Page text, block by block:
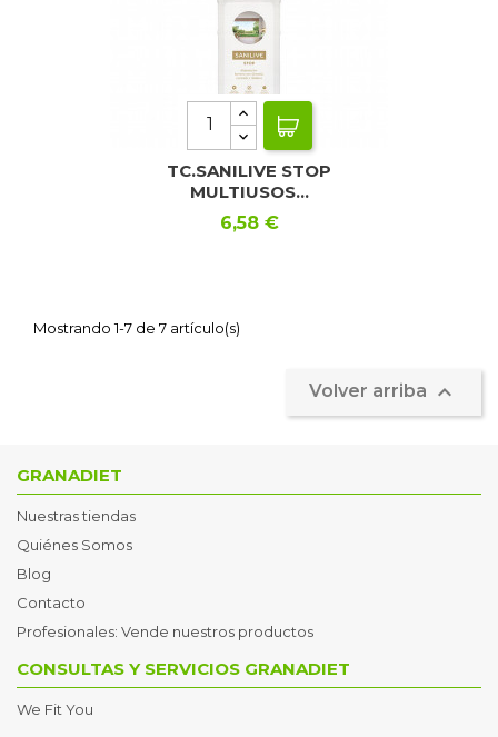
TC.SANILIVE STOP
MULTIUSOS...
Precio
6,58 €
Mostrando 1-7 de 7 artículo(s)
Volver arriba 
GRANADIET
Nuestras tiendas
Quiénes Somos
Blog
Contacto
Profesionales: Vende nuestros productos
CONSULTAS Y SERVICIOS GRANADIET
We Fit You